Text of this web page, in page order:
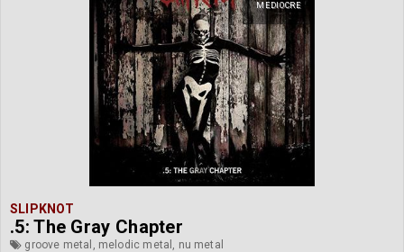
MEDIOCRE
SLIPKNOT
.5: The Gray Chapter
groove metal, melodic metal, nu metal